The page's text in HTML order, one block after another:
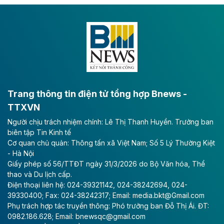
Đông A dài khoảng 25,1 km được kỳ vọng sẽ tạo động
lực phát triển kinh tế - xã hội khu vực phía Nam đồng
Long Thành
Tổng công ty Cảng hàng không Việt Nam - CTCP
(ACV) vừa lập kỷ lục mới về lợi nhuận trong quý
II/2026.
Theo baodautu.vn
Vinaconex lập đỉnh doanh thu
Tổng CTCP Xuất nhập khẩu và Xây dựng Việt Nam
(Vinaconex) đã khép lại nửa đầu năm với doanh thu
thuần gần 7.268 tỷ đồng, tăng 4% so với cùng kỳ và
cũng là mức cao nhất lịch sử hoạt động của doanh
Trang thông tin điện tử tổng hợp Bnews -
TTXVN
Người chịu trách nhiệm chính: Lê Thị Thanh Huyền. Trưởng ban
biên tập Tin Kinh tế
Cơ quan chủ quản: Thông tấn xã Việt Nam; Số 5 Lý Thường Kiệt
- Hà Nội
Giấy phép số 56/TTĐT ngày 31/3/2026 do Bộ Văn hóa, Thể
thao và Du lịch cấp.
Điện thoại liên hệ: 024-39321142, 024-38242694, 024-
39330400; Fax: 024-38242317; Email: media.bkt@Gmail.com
Phụ trách hợp tác truyền thông: Phó trưởng ban Đỗ Thị Ái. ĐT:
0982.186.628; Email: bnewsqc@gmail.com